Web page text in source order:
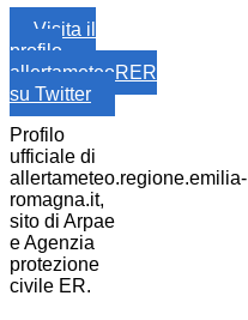
Visita il
profilo
allertameteoRER
su Twitter
Profilo
ufficiale di
allertameteo.regione.emilia-
romagna.it,
sito di Arpae
e Agenzia
protezione
civile ER.